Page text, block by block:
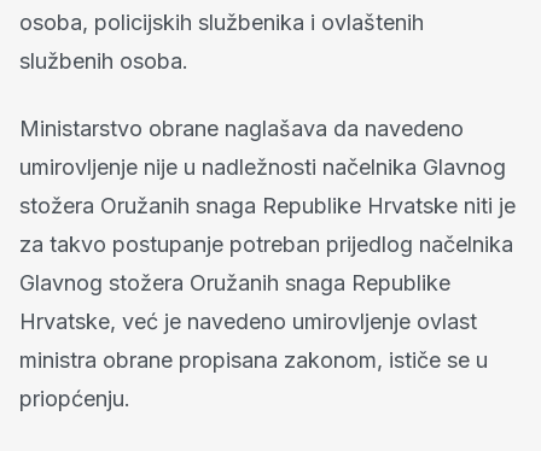
osoba, policijskih službenika i ovlaštenih
službenih osoba.
Ministarstvo obrane naglašava da navedeno
umirovljenje nije u nadležnosti načelnika Glavnog
stožera Oružanih snaga Republike Hrvatske niti je
za takvo postupanje potreban prijedlog načelnika
Glavnog stožera Oružanih snaga Republike
Hrvatske, već je navedeno umirovljenje ovlast
ministra obrane propisana zakonom, ističe se u
priopćenju.